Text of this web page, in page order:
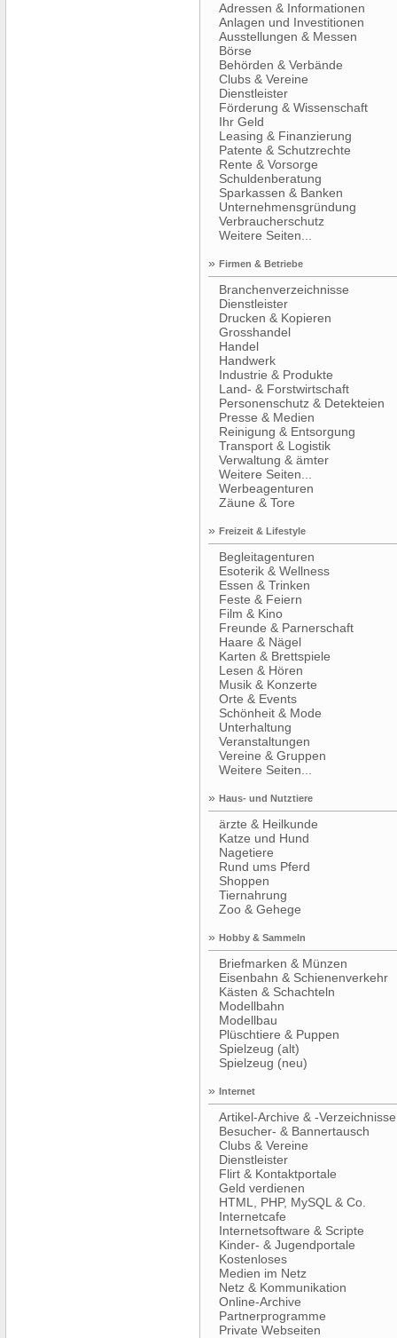
Adressen & Informationen
Anlagen und Investitionen
Ausstellungen & Messen
Börse
Behörden & Verbände
Clubs & Vereine
Dienstleister
Förderung & Wissenschaft
Ihr Geld
Leasing & Finanzierung
Patente & Schutzrechte
Rente & Vorsorge
Schuldenberatung
Sparkassen & Banken
Unternehmensgründung
Verbraucherschutz
Weitere Seiten...
» Firmen & Betriebe
Branchenverzeichnisse
Dienstleister
Drucken & Kopieren
Grosshandel
Handel
Handwerk
Industrie & Produkte
Land- & Forstwirtschaft
Personenschutz & Detekteien
Presse & Medien
Reinigung & Entsorgung
Transport & Logistik
Verwaltung & ämter
Weitere Seiten...
Werbeagenturen
Zäune & Tore
» Freizeit & Lifestyle
Begleitagenturen
Esoterik & Wellness
Essen & Trinken
Feste & Feiern
Film & Kino
Freunde & Parnerschaft
Haare & Nägel
Karten & Brettspiele
Lesen & Hören
Musik & Konzerte
Orte & Events
Schönheit & Mode
Unterhaltung
Veranstaltungen
Vereine & Gruppen
Weitere Seiten...
» Haus- und Nutztiere
ärzte & Heilkunde
Katze und Hund
Nagetiere
Rund ums Pferd
Shoppen
Tiernahrung
Zoo & Gehege
» Hobby & Sammeln
Briefmarken & Münzen
Eisenbahn & Schienenverkehr
Kästen & Schachteln
Modellbahn
Modellbau
Plüschtiere & Puppen
Spielzeug (alt)
Spielzeug (neu)
» Internet
Artikel-Archive & -Verzeichnisse
Besucher- & Bannertausch
Clubs & Vereine
Dienstleister
Flirt & Kontaktportale
Geld verdienen
HTML, PHP, MySQL & Co.
Internetcafe
Internetsoftware & Scripte
Kinder- & Jugendportale
Kostenloses
Medien im Netz
Netz & Kommunikation
Online-Archive
Partnerprogramme
Private Webseiten